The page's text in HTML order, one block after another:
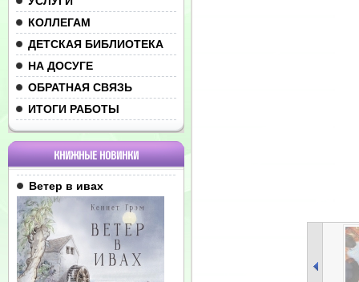
КОЛЛЕГАМ
ДЕТСКАЯ БИБЛИОТЕКА
НА ДОСУГЕ
ОБРАТНАЯ СВЯЗЬ
ИТОГИ РАБОТЫ
КНИЖНЫЕ НОВИНКИ
Ветер в ивах